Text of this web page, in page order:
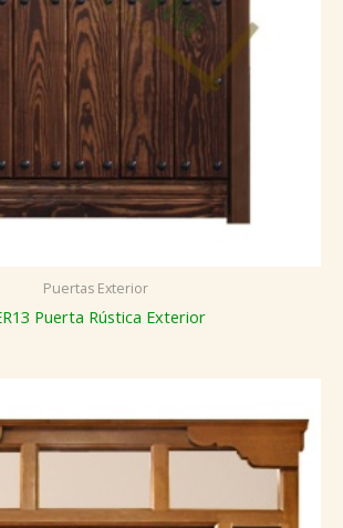
Puertas Exterior
Puerta Rústica Exterior